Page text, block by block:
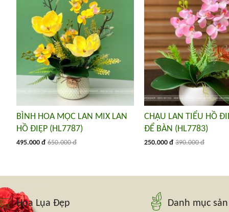
BÌNH HOA MỘC LAN MIX LAN
HỒ ĐIỆP (HL7787)
495.000 đ 650.000 đ
CHẬU LAN TIỂU HỒ
ĐỂ BÀN (HL7783)
250.000 đ 390.000 đ
Hoa Lụa Đẹp Danh mục